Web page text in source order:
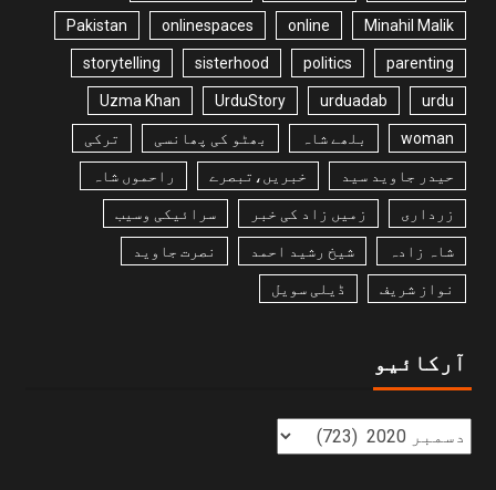
Minahil Malik
online
onlinespaces
Pakistan
parenting
politics
sisterhood
storytelling
urdu
urduadab
UrduStory
Uzma Khan
woman بلھے شاہ بھٹو کی پھانسی ترکی
حیدر جاوید سید خبریں،تبصرے راحموں شاہ
زرداری زمیں زاد کی خبر سرائیکی وسیب
شاہ زادہ شیخ رشید احمد نصرت جاوید
نواز شریف ڈیلی سویل
آرکائیو